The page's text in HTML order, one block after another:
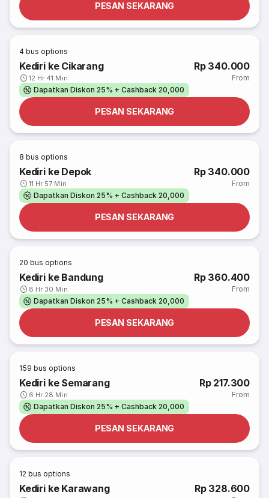
PESAN SEKARANG
4 bus options
Kediri ke Cikarang
12 Hr 41 Min
Rp 340.000
From
Dapatkan Diskon 25% + Cashback 20,000
PESAN SEKARANG
8 bus options
Kediri ke Depok
11 Hr 57 Min
Rp 340.000
From
Dapatkan Diskon 25% + Cashback 20,000
PESAN SEKARANG
20 bus options
Kediri ke Bandung
8 Hr 30 Min
Rp 360.400
From
Dapatkan Diskon 25% + Cashback 20,000
PESAN SEKARANG
159 bus options
Kediri ke Semarang
6 Hr 28 Min
Rp 217.300
From
Dapatkan Diskon 25% + Cashback 20,000
PESAN SEKARANG
12 bus options
Kediri ke Karawang Rp 328.600